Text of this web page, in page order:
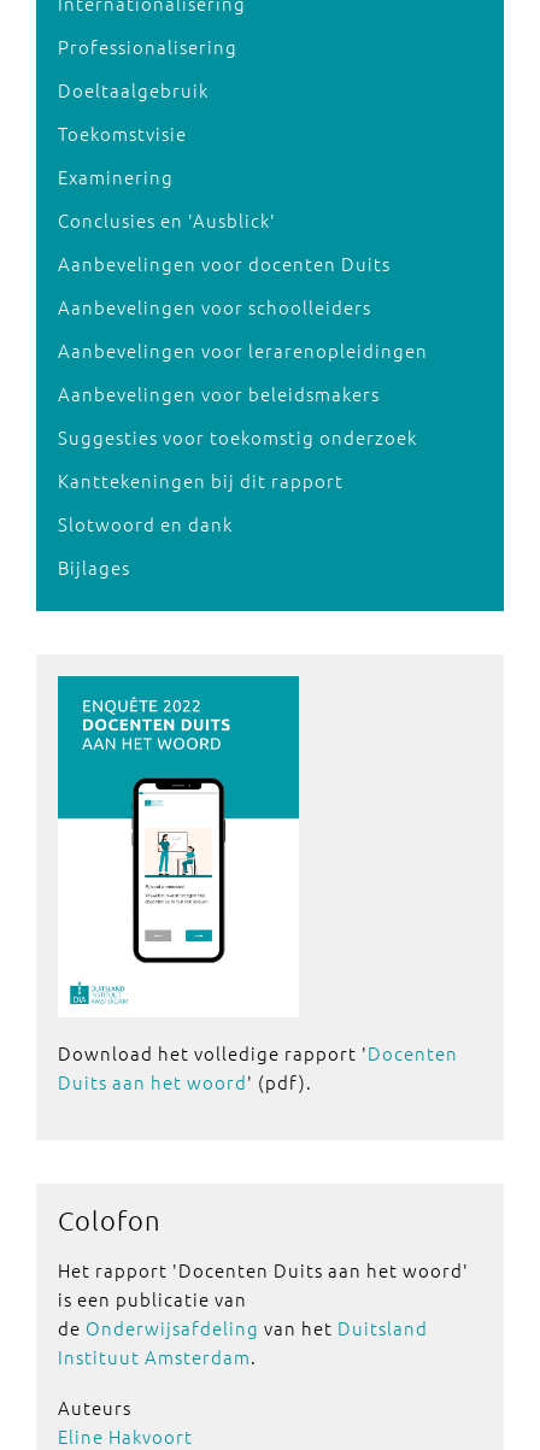
Professionalisering
Doeltaalgebruik
Toekomstvisie
Examinering
Conclusies en 'Ausblick'
Aanbevelingen voor docenten Duits
Aanbevelingen voor schoolleiders
Aanbevelingen voor lerarenopleidingen
Aanbevelingen voor beleidsmakers
Suggesties voor toekomstig onderzoek
Kanttekeningen bij dit rapport
Slotwoord en dank
Bijlages
Download het volledige rapport 'Docenten
Duits aan het woord' (pdf).
Colofon
Het rapport 'Docenten Duits aan het woord'
is een publicatie van
de Onderwijsafdeling van het Duitsland
Instituut Amsterdam.
Auteurs
Eline Hakvoort